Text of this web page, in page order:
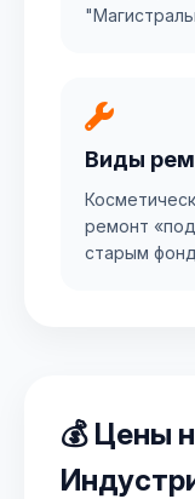
Виды
ремонт
старым
💰 Цены